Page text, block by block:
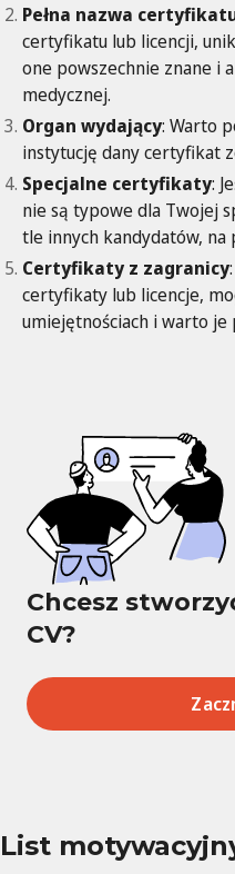
Pełna nazwa
certyfikatu lub licencji,
one powszechnie znane i
medycznej.
Organ wydający: Warto
instytucję dany certyfikat
Specjalne certyfikaty:
nie są typowe dla Twojej
tle innych kandydatów,
Certyfikaty z zagranicy
certyfikaty lub licencje,
umiejętnościach i warto je
Chcesz
CV?
List